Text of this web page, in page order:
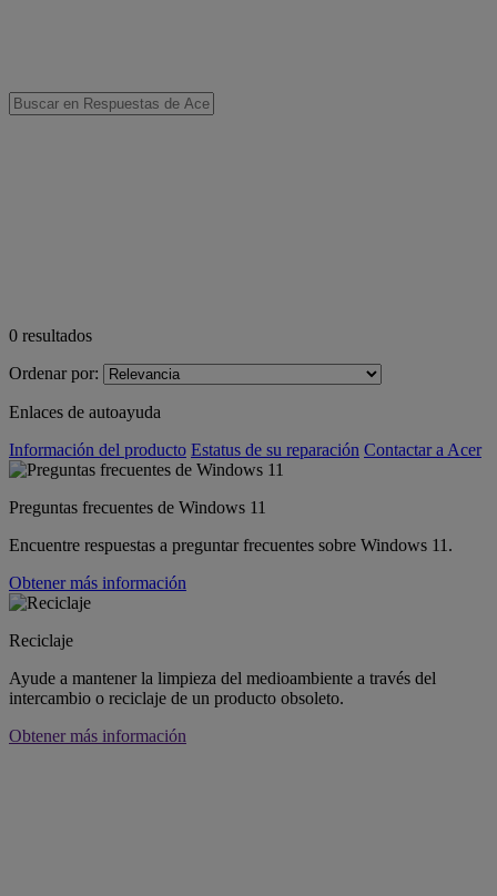
0 resultados
Ordenar por:
Enlaces de autoayuda
Información del producto Estatus de su reparación Contactar a Acer
Preguntas frecuentes de Windows 11
Encuentre respuestas a preguntar frecuentes sobre Windows 11.
Obtener más información
Reciclaje
Ayude a mantener la limpieza del medioambiente a través del
intercambio o reciclaje de un producto obsoleto.
Obtener más información